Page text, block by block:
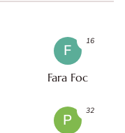
F
Fara Foc
16
P
32